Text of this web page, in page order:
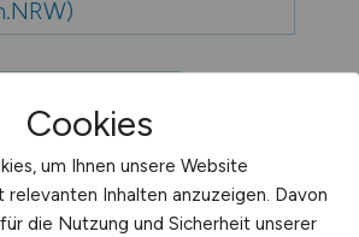
Recycling GmbH +
Cookies
um Ihnen unsere Website
Inhalten anzuzeigen. Davon
die Nutzung und Sicherheit unserer